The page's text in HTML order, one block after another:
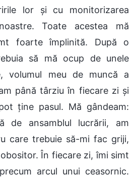
lor și cu monitorizarea
Toate acestea mă
foarte împlinită. După o
să mă ocup de unele
volumul meu de muncă a
până târziu în fiecare zi și
ține pasul. Mă gândeam:
de ansamblul lucrării, am
care trebuie să-mi fac griji,
În fiecare zi, îmi simt
arcul unui ceasornic.